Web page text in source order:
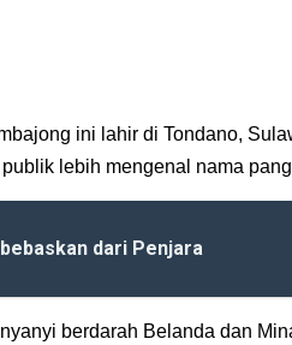
ini lahir di Tondano,
lebih mengenal nama
dari Penjara
berdarah Belanda dan